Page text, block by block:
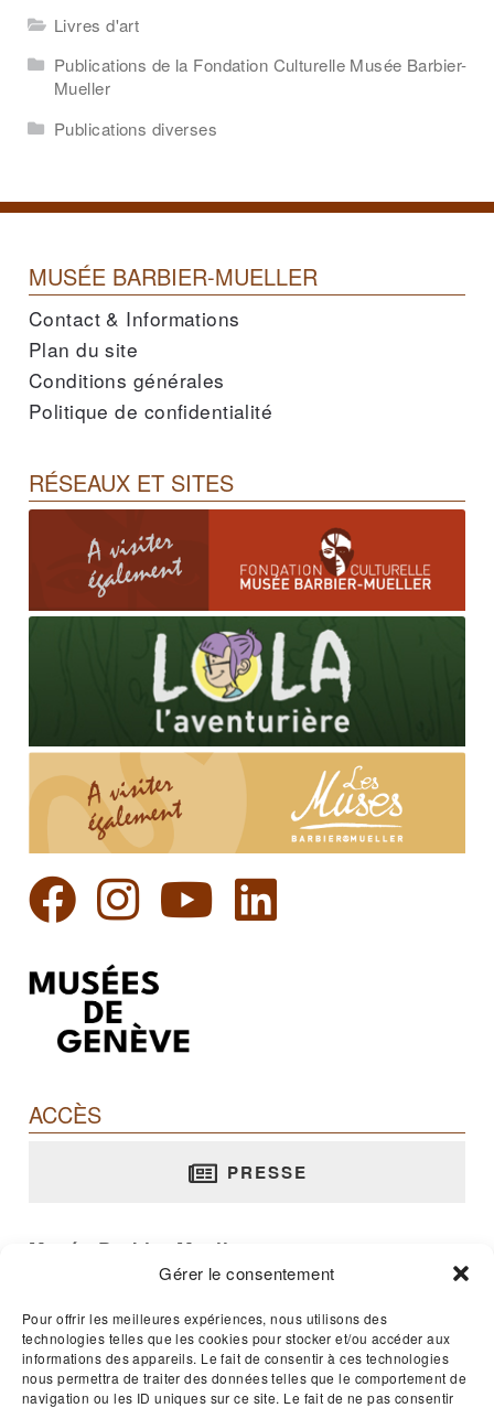
Gérer le consentement
Pour offrir les meilleures expériences, nous utilisons des
technologies telles que les cookies pour stocker et/ou accéder aux
informations des appareils. Le fait de consentir à ces technologies
nous permettra de traiter des données telles que le comportement de
navigation ou les ID uniques sur ce site. Le fait de ne pas consentir
Livres d'art
Publications de la Fondation Culturelle Musée Barbier-
Mueller
Publications diverses
MUSÉE BARBIER-MUELLER
Contact & Informations
Plan du site
Conditions générales
Politique de confidentialité
RÉSEAUX ET SITES
ACCÈS
PRESSE
Musée Barbier-Mueller
rue Jean-Calvin, 10 - 1204 Genève
T. +41 22 312 02 70
E-mail :musee@barbier-mueller.ch
Ouvert 365 jours par an - 11h00 à 17h00